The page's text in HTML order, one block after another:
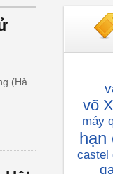
(Hà
võ
máy
hạn
castel